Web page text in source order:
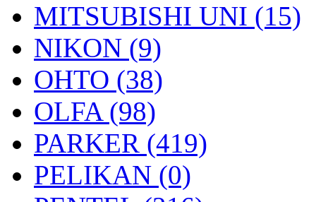
MITSUBISHI UNI (15)
NIKON (9)
OHTO (38)
OLFA (98)
PARKER (419)
PELIKAN (0)